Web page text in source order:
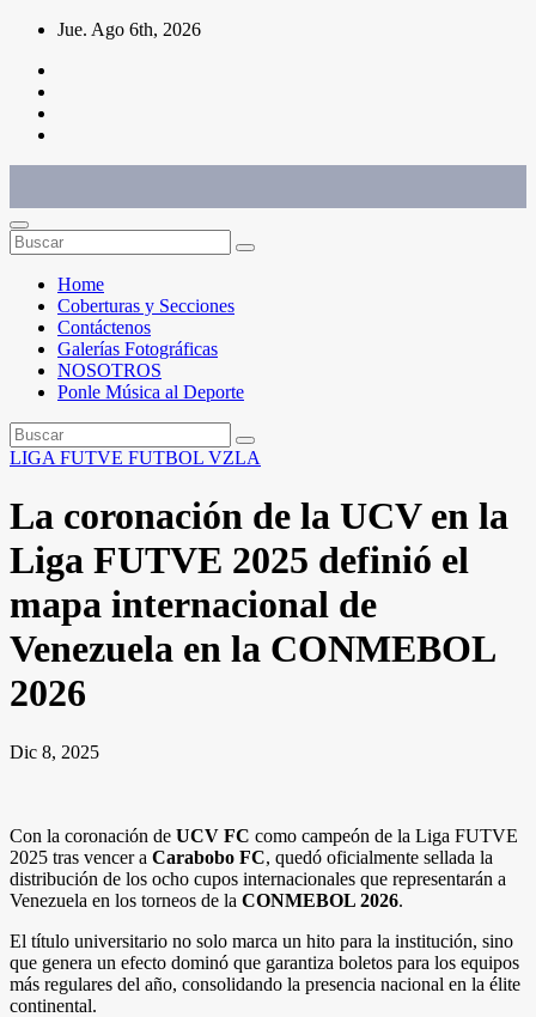
Saltar
contenido
Jue. Ago 6th, 2026
Home
Coberturas y Secciones
Contáctenos
Galerías Fotográficas
NOSOTROS
Ponle Música al Deporte
LIGA FUTVE FUTBOL VZLA
La coronación de la UCV en la
Liga FUTVE 2025 definió el
mapa internacional de
Venezuela en la CONMEBOL
2026
Dic 8, 2025
Con la coronación de UCV FC como campeón de la Liga FUTVE
2025 tras vencer a Carabobo FC, quedó oficialmente sellada la
distribución de los ocho cupos internacionales que representarán a
Venezuela en los torneos de la CONMEBOL 2026.
El título universitario no solo marca un hito para la institución, sino
que genera un efecto dominó que garantiza boletos para los equipos
más regulares del año, consolidando la presencia nacional en la élite
continental.